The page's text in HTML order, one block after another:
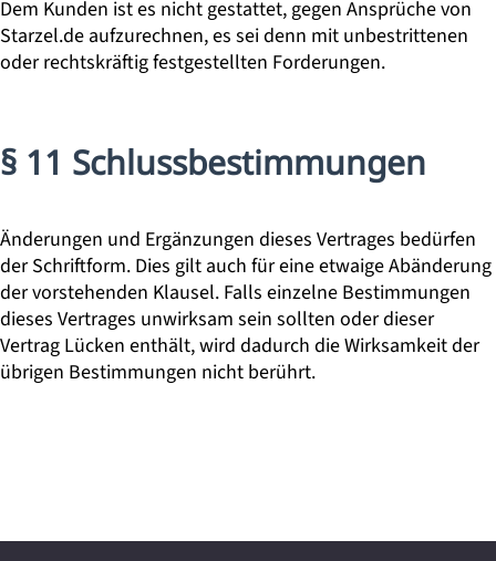
Dem Kunden ist es nicht gestattet, gegen Ansprüche von
Starzel.de aufzurechnen, es sei denn mit unbestrittenen
oder rechtskräftig festgestellten Forderungen.
§ 11 Schlussbestimmungen
Änderungen und Ergänzungen dieses Vertrages bedürfen
der Schriftform. Dies gilt auch für eine etwaige Abänderung
der vorstehenden Klausel. Falls einzelne Bestimmungen
dieses Vertrages unwirksam sein sollten oder dieser
Vertrag Lücken enthält, wird dadurch die Wirksamkeit der
übrigen Bestimmungen nicht berührt.